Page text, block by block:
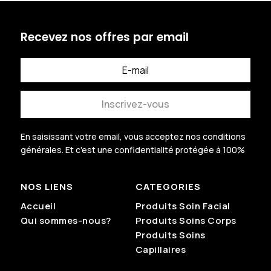
Recevez nos offres par email
Inscrivez-vous
En saisissant votre email, vous acceptez nos conditions
générales. Et c'est une confidentialité protégée à 100%
NOS LIENS
Accueil
Qui sommes-nous?
CATEGORIES
Produits Soin Facial
Produits Soins Corps
Produits Soins
Capillaires